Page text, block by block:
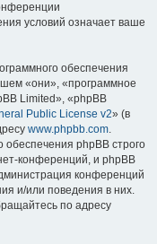
условий означает ваше
обеспечения
«они», «программное
Limited», «phpBB
Public License v2» (в
www.phpbb.com.
phpBB строго
конференций, и phpBB
конференций
и/или поведения в них.
по адресу